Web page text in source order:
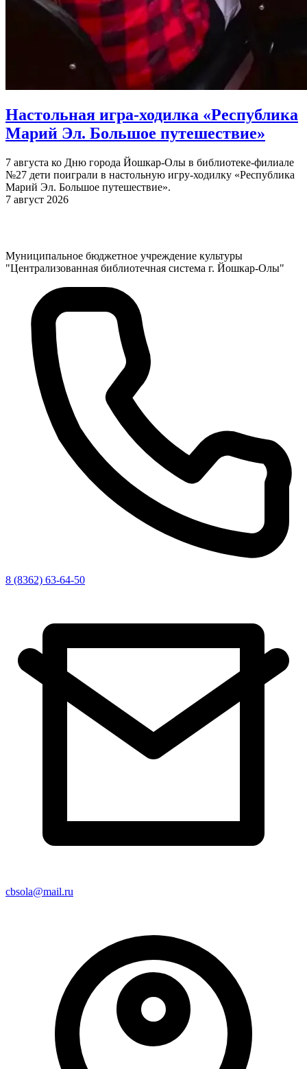
Настольная игра-ходилка «Республика
Марий Эл. Большое путешествие»
7 августа ко Дню города Йошкар-Олы в библиотеке-филиале
№27 дети поиграли в настольную игру-ходилку «Республика
Марий Эл. Большое путешествие».
7 август 2026
Муниципальное бюджетное учреждение культуры
"Централизованная библиотечная система г. Йошкар-Олы"
8 (8362) 63-64-50
cbsola@mail.ru